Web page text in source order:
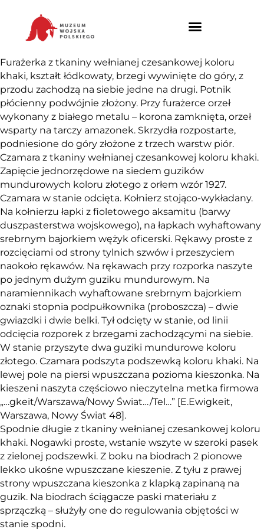
Furażerka z tkaniny wełnianej czesankowej koloru
khaki, kształt łódkowaty, brzegi wywinięte do góry, z
przodu zachodzą na siebie jedne na drugi. Potnik
płócienny podwójnie złożony. Przy furażerce orzeł
wykonany z białego metalu – korona zamknięta, orzeł
wsparty na tarczy amazonek. Skrzydła rozpostarte,
podniesione do góry złożone z trzech warstw piór.
Czamara z tkaniny wełnianej czesankowej koloru khaki.
Zapięcie jednorzędowe na siedem guzików
mundurowych koloru złotego z orłem wzór 1927.
Czamara w stanie odcięta. Kołnierz stojąco-wykładany.
Na kołnierzu łapki z fioletowego aksamitu (barwy
duszpasterstwa wojskowego), na łapkach wyhaftowany
srebrnym bajorkiem wężyk oficerski. Rękawy proste z
rozcięciami od strony tylnich szwów i przeszyciem
naokoło rękawów. Na rękawach przy rozporka naszyte
po jednym dużym guziku mundurowym. Na
naramiennikach wyhaftowane srebrnym bajorkiem
oznaki stopnia podpułkownika (proboszcza) – dwie
gwiazdki i dwie belki. Tył odcięty w stanie, od linii
odcięcia rozporek z brzegami zachodzącymi na siebie.
W stanie przyszyte dwa guziki mundurowe koloru
złotego. Czamara podszyta podszewką koloru khaki. Na
lewej pole na piersi wpuszczana pozioma kieszonka. Na
kieszeni naszyta częściowo nieczytelna metka firmowa
„…gkeit/Warszawa/Nowy Świat…/Tel…” [E.Ewigkeit,
Warszawa, Nowy Świat 48].
Spodnie długie z tkaniny wełnianej czesankowej koloru
khaki. Nogawki proste, wstanie wszyte w szeroki pasek
z zielonej podszewki. Z boku na biodrach 2 pionowe
lekko ukośne wpuszczane kieszenie. Z tyłu z prawej
strony wpuszczana kieszonka z klapką zapinaną na
guzik. Na biodrach ściągacze paski materiału z
sprzączką – służyły one do regulowania objętości w
stanie spodni.